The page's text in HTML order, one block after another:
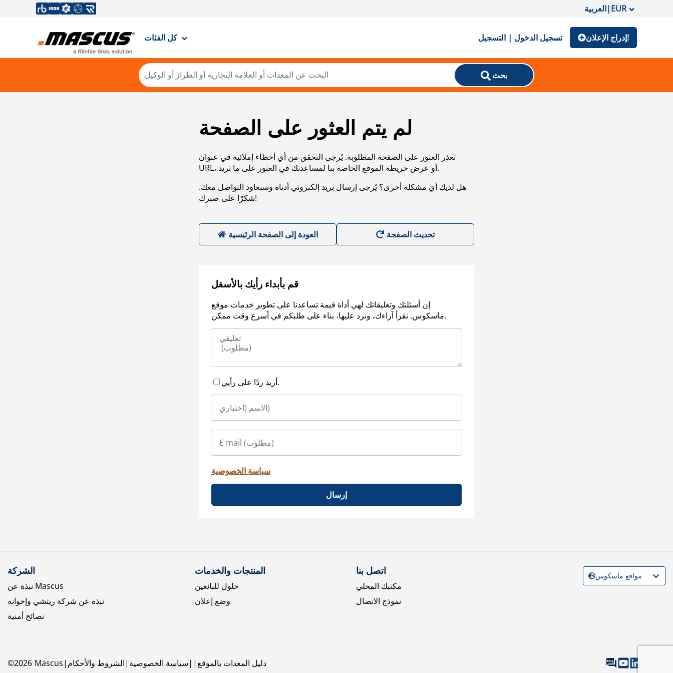
العربية|EUR
كل الفئات تسجيل الدخول | التسجيل إدراج الإعلان!
بحث
لم يتم العثور على الصفحة
تعذر العثور على الصفحة المطلوبة. يُرجى التحقق من أي أخطاء إملائية في عنوان
URL، أو عرض خريطة الموقع الخاصة بنا لمساعدتك في العثور على ما تريد.
هل لديك أي مشكلة أخرى؟ يُرجى إرسال بريد إلكتروني أدناه وسنعاود التواصل معك.
شكرًا على صبرك!
العودة إلى الصفحة الرئيسية
قم بأبداء رأيك بالأسفل
إن أسئلتك وتعليقاتك لهي أداة قيمة تساعدنا على تطوير خدمات موقع
ماسكوس. نقرأ آراءك، ونرد عليها، بناء على طلبكم في أسرع وقت ممكن.
أريد ردًا على رأيي.
سياسة الخصوصية
إرسال
الشركة
نبذة عن Mascus
نبذة عن شركة ريتشي وإخوانه
نصائح أمنية
المنتجات والخدمات
حلول للبائعين
وضع إعلان
اتصل بنا
مكتبك المحلي
نموذج الاتصال
©2026 Mascus الشروط والأحكام سياسة الخصوصية دليل المعدات بالموقع
مواقع ماسكوس